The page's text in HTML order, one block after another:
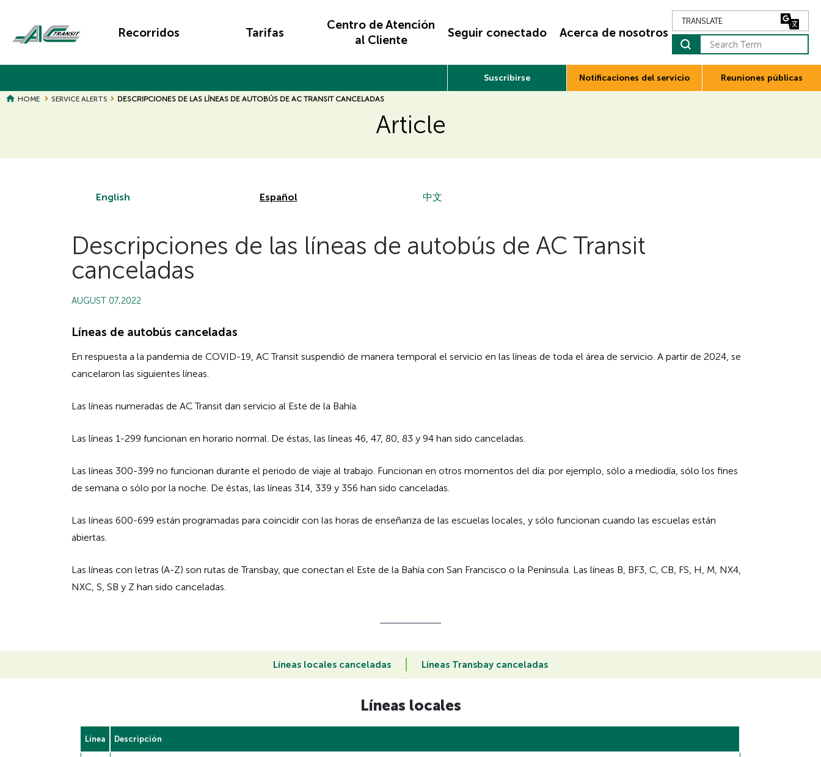
content
navigation
Recorridos Tarifas
Centro de Atención
al Cliente
Seguir conectado Acerca de nosotros
Search Term
Suscribirse Notificaciones del servicio Reuniones públicas
HOME SERVICE ALERTS DESCRIPCIONES DE LAS LÍNEAS DE AUTOBÚS DE AC TRANSIT CANCELADAS
Article
Page
Page
English Español 中文
Descripciones de las líneas de autobús de AC Transit
canceladas
AUGUST 07,2022
Hidden
heading
for
heading
for
Líneas de autobús canceladas
En respuesta a la pandemia de COVID-19, AC Transit suspendió de manera temporal el servicio en las líneas de toda el área de servicio. A partir de 2024, se
cancelaron las siguientes líneas.
Las líneas numeradas de AC Transit dan servicio al Este de la Bahía.
Las líneas 1-299 funcionan en horario normal. De éstas, las líneas 46, 47, 80, 83 y 94 han sido canceladas.
Las líneas 300-399 no funcionan durante el periodo de viaje al trabajo. Funcionan en otros momentos del día: por ejemplo, sólo a mediodía, sólo los fines
de semana o sólo por la noche. De éstas, las líneas 314, 339 y 356 han sido canceladas.
Las líneas 600-699 están programadas para coincidir con las horas de enseñanza de las escuelas locales, y sólo funcionan cuando las escuelas están
abiertas.
Las líneas con letras (A-Z) son rutas de Transbay, que conectan el Este de la Bahía con San Francisco o la Península. Las líneas B, BF3, C, CB, FS, H, M, NX4,
NXC, S, SB y Z han sido canceladas.
Líneas locales canceladas Líneas Transbay canceladas
Líneas locales
Línea Descripción